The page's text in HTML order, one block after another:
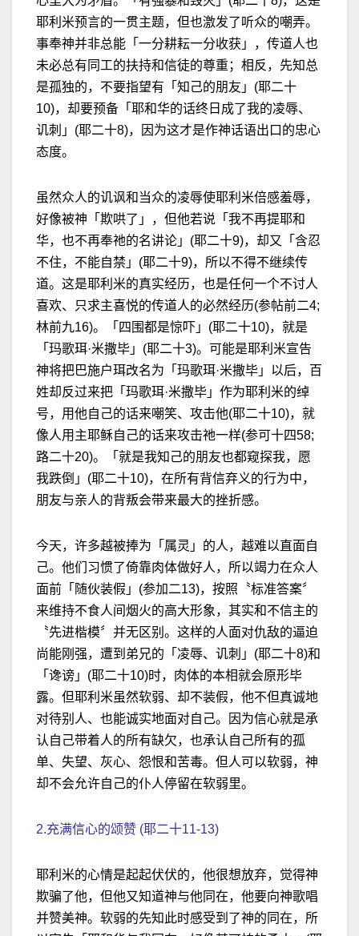
耶利米预言的一贯主题，但也激发了听众的嘲弄。
事奉神并非总能「一分耕耘一分收获」，传道人也
未必总有同工的扶持和信徒的尊重；相反，先知总
是孤独的，不要指望有「知己的朋友」(耶二十
10)，却要预备「耶和华的话终日成了我的凌辱、
讥刺」(耶二十8)，因为这才是作神话语出口的忠心
态度。
虽然众人的讥讽和当众的凌辱使耶利米倍感羞辱，
好像被神「欺哄了」，但他若说「我不再提耶和
华，也不再奉祂的名讲论」(耶二十9)，却又「含忍
不住，不能自禁」(耶二十9)，所以不得不继续传
道。这是耶利米的真实经历，也是任何一个不讨人
喜欢、只求主喜悦的传道人的必然经历(参帖前二4;
林前九16)。「四围都是惊吓」(耶二十10)，就是
「玛歌珥·米撒毕」(耶二十3)。可能是耶利米宣告
神将把巴施户珥改名为「玛歌珥·米撒毕」以后，百
姓却反过来把「玛歌珥·米撒毕」作为耶利米的绰
号，用他自己的话来嘲笑、攻击他(耶二十10)，就
像人用主耶稣自己的话来攻击祂一样(参可十四58;
路二十20)。「就是我知己的朋友也都窥探我，愿
我跌倒」(耶二十10)，在所有背信弃义的行为中，
朋友与亲人的背叛会带来最大的挫折感。
今天，许多越被捧为「属灵」的人，越难以直面自
己。他们习惯了倚靠肉体做好人，所以竭力在众人
面前「随伙装假」(参加二13)，按照〝标准答案〞
来维持不食人间烟火的高大形象，其实和不信主的
〝先进楷模〞并无区别。这样的人面对仇敌的逼迫
尚能刚强，遭到弟兄的「凌辱、讥刺」(耶二十8)和
「谗谤」(耶二十10)时，肉体的本相就会原形毕
露。但耶利米虽然软弱、却不装假，他不但真诚地
对待别人、也能诚实地面对自己。因为信心就是承
认自己带着人的所有缺欠，也承认自己所有的孤
单、失望、灰心、怨恨和苦毒。但人可以软弱，神
却不会允许自己的仆人停留在软弱里。
2.充满信心的颂赞 (耶二十11-13)
耶利米的心情是起起伏伏的，他很想放弃，觉得神
欺骗了他，但他又知道神与他同在，他要向神歌唱
并赞美神。软弱的先知此时感受到了神的同在，所